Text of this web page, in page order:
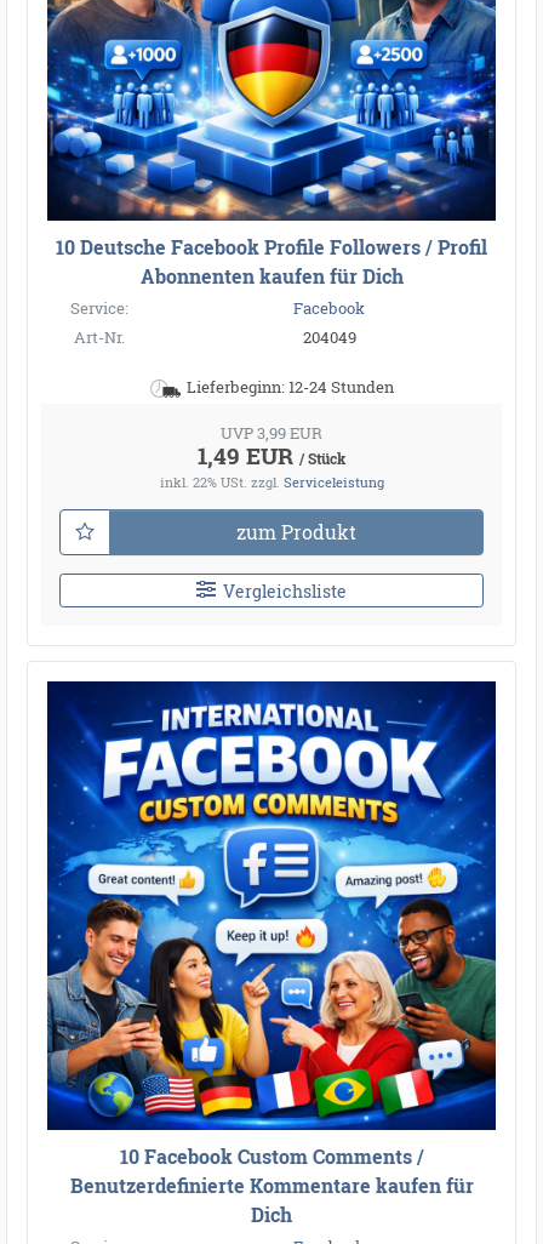
10 Deutsche Facebook Profile Followers / Profil
Abonnenten kaufen für Dich
Service:
Facebook
Art-Nr.
204049
Lieferbeginn: 12-24 Stunden
UVP 3,99 EUR
1,49 EUR / Stück
inkl. 22% USt. zzgl. Serviceleistung
zum Produkt
Vergleichsliste
10 Facebook Custom Comments /
Benutzerdefinierte Kommentare kaufen für
Dich